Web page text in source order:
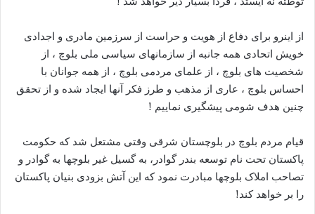
از اینرو برای دفاع از هویت و حراست از سرزمین مادری و اجدادی
خویش اتحادی همه جانبه از سازمانهای سیاسی ملی بلوچ ، از
شخصیت های بلوچ ، از علمای مردمی بلوچ ، از همه جوانان با
احساس بلوچ ، عاری از مذهب و طرز فکر آنها ایجاد شده و از تحقق
چنین هدف شومی پیشگیری نماییم !
قیام مردم بلوچ در بلوچستان شرقی وقتی مشتعل شد که حکومت
پاکستان تحت نام توسعه بندر گوادر، به گسیل غیر بلوچها به گوادر و
تصاحب املاک بلوچها مبادرت نمود که این آتش بزودی بنیان پاکستان
را بر خواهد کند!